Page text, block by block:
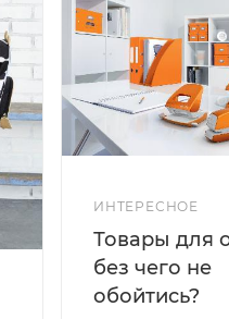
ИНТЕРЕСНОЕ
Товары для
без чего не
обойтись?